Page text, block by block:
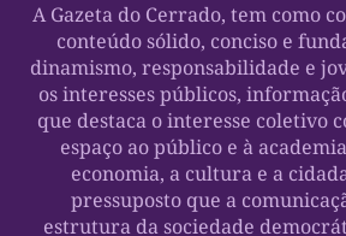
A Gazeta do Cerrado, tem como
conteúdo sólido, conciso e
dinamismo, responsabilidade e
os interesses públicos,
que destaca o interesse coletivo
espaço ao público e à
economia, a cultura e a
pressuposto que a
estrutura da sociedade